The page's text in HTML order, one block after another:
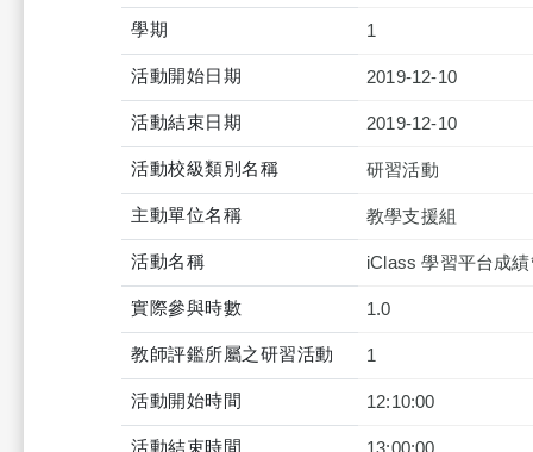
學期 1
活動開始日期 2019-12-10
活動結束日期 2019-12-10
活動校級類別名稱 研習活動
主動單位名稱 教學支援組
活動名稱 iClass 學習平台成
實際參與時數 1.0
教師評鑑所屬之研習活動 1
活動開始時間 12:10:00
活動結束時間 13:00:00